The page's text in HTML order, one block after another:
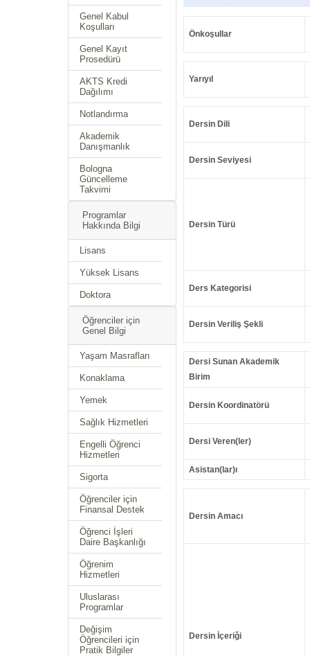
Genel Kabul
Koşulları
Genel Kayıt
Prosedürü
AKTS Kredi
Dağılımı
Notlandırma
Akademik
Danışmanlık
Bologna
Güncelleme
Takvimi
Programlar
Hakkında Bilgi
Lisans
Yüksek Lisans
Doktora
Öğrenciler için
Genel Bilgi
Yaşam Masrafları
Konaklama
Yemek
Sağlık Hizmetleri
Engelli Öğrenci
Hizmetleri
Sigorta
Öğrenciler için
Finansal Destek
Öğrenci İşleri
Daire Başkanlığı
Öğrenim
Hizmetleri
Uluslarası
Programlar
Değişim
Öğrencileri için
Pratik Bilgiler
Önkoşullar
Yarıyıl
Dersin Dili
Dersin Seviyesi
Dersin Türü
Ders Kategorisi
Dersin Veriliş Şekli
Dersi Sunan Akademik
Birim
Dersin Koordinatörü
Dersi Veren(ler)
Asistan(lar)ı
Dersin Amacı
Dersin İçeriği